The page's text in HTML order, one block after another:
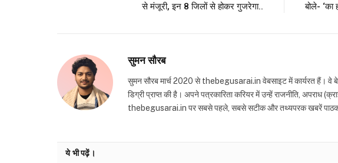
से मंजूरी, इन 8 जिलों से होकर गुजरेगा..
बोले- ‘का
सुमन सौरब
सुमन सौरब मार्च 2020 से thebegusarai.in वेबसाइट में कार्यरत हैं। वे
डिग्री प्राप्त की है। अपने पत्रकारिता करियर में उन्हें राजनीति,
thebegusarai.in पर सबसे पहले, सबसे सटीक और तथ्यपरक खबरें
ये भी पढ़ें।